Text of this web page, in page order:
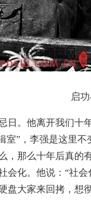
启
。他离开我们十年
室”，李强是这里
，那么十年后真的
会化。他说：“社
盘大家来回拷，想